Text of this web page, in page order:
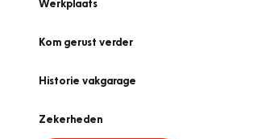
Werkplaats
Kom gerust verder
Historie vakgarage
Zekerheden